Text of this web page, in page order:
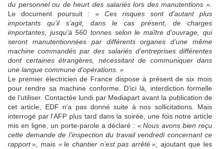
du personnel ou de heurt des salariés lors des manutentions ».
Le document poursuit : « Ces risques sont d’autant plus
importants qu’il s’agit, dans le cas présent, de charges
importantes, jusqu’à 560 tonnes selon le maître d’ouvrage, qui
seront manutentionnées par différents organes d’une même
machine commandés par des salariés d’entreprises différentes
dont certaines étrangères, nécessitant de communiquer dans
une langue commune d’opérations. »
Le premier électricien de France dispose à présent de six mois
pour rendre sa machine conforme. D’ici là, interdiction formelle
de l’utiliser. Contactée lundi par Mediapart avant la publication de
cet article, EDF n'a pas donné suite à nos sollicitations. Mais
interrogé par l'AFP plus tard dans la soirée, une fois notre article
mis en ligne, un porte-parole a déclaré :« Nous avons bien reçu
cette demande de l’inspection du travail vendredi concernant ce
rapport », mais « le chantier n’est pas arrêté », ajoutant que les